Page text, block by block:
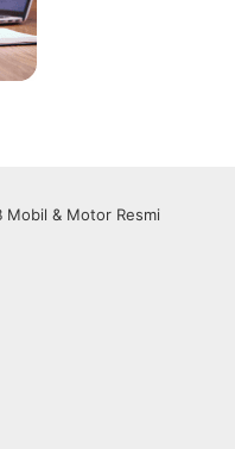
& Motor Resmi